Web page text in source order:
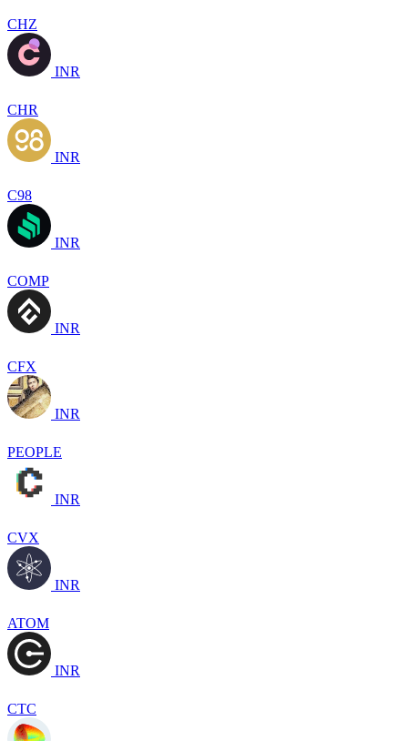
CHZ
INR
CHR
INR
C98
INR
COMP
INR
CFX
INR
PEOPLE
INR
CVX
INR
ATOM
INR
CTC